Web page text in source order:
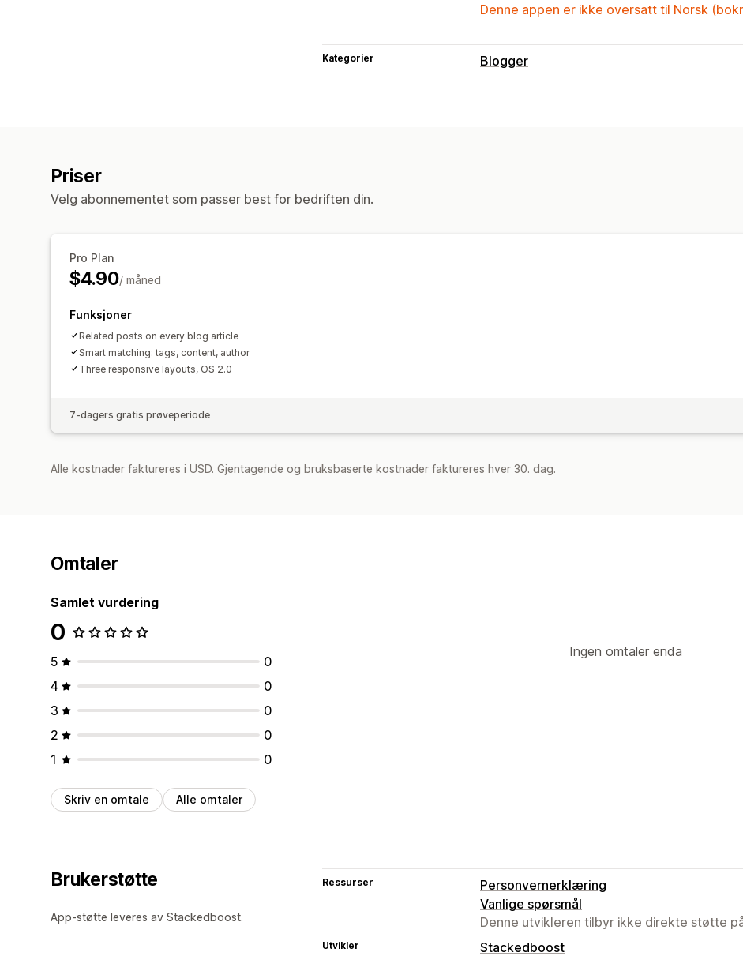
Denne appen er ikke oversatt til Norsk
Kategorier Blogger
Priser
Velg abonnementet som passer best for bedriften din.
Pro Plan
$4.90/ måned
Funksjoner
Related posts on every blog article
Smart matching: tags, content, author
Three responsive layouts, OS 2.0
7-dagers gratis prøveperiode
Alle kostnader faktureres i USD. Gjentagende og bruksbaserte kostnader faktureres hver 30. dag.
Omtaler
Samlet vurdering
0
5
0
4
0
3
0
2
0
1
0
Skriv en omtale Alle omtaler
Ingen omtaler enda
Brukerstøtte
App-støtte leveres av Stackedboost.
Ressurser
Personvernerklæring
Vanlige spørsmål
Denne utvikleren tilbyr ikke direkte støtte
Utvikler
Stackedboost